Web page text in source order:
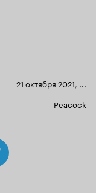
—
21 октября 2021, ...
Peacock